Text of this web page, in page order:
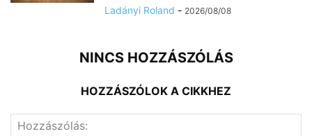
Ladányi Roland - 2026/08/08
NINCS HOZZÁSZÓLÁS
HOZZÁSZÓLOK A CIKKHEZ